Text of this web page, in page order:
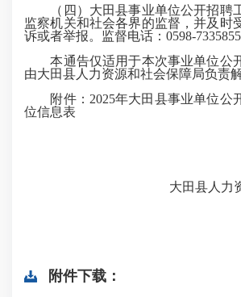
（四）大田县事业单位公开招聘
监察机关和社会各界的监督，并及时
诉或者举报。监督电话：0598-7335855
本通告仅适用于本次事业单位公
由大田县人力资源和社会保障局负责解
附件：2025年大田县事业单位公
位信息表
大田县人力资
附件下载：